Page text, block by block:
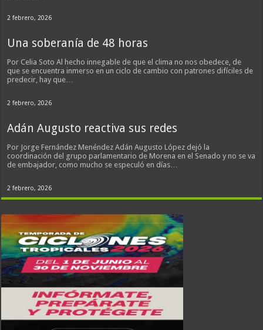
2 febrero, 2026
Una soberanía de 48 horas
Por Celia Soto Al hecho innegable de que el clima no nos obedece, de
que se encuentra inmerso en un ciclo de cambio con patrones difíciles de
predecir, hay que…
2 febrero, 2026
Adán Augusto reactiva sus redes
Por Jorge Fernández Menéndez Adán Augusto López dejó la
coordinación del grupo parlamentario de Morena en el Senado y no se va
de embajador, como mucho se especuló en días…
2 febrero, 2026